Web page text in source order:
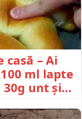
casă – Ai
ml lapte
30g unt și…